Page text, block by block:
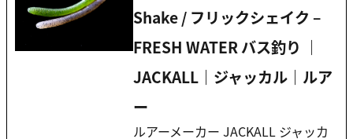
Shake / フリックシェイク –
FRESH WATER バス釣り ｜
JACKALL｜ジャッカル｜ルア
ー
ルアーメーカー JACKALL ジャッカ